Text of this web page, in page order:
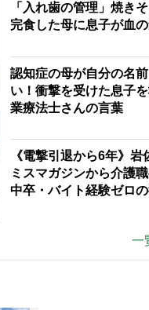
「入れ歯の管理」焼き
完食した母に息子が血
認知症の母が自分の名
い！衝撃を受けた息子
業療法士さんの言葉
《電撃引退から6年》岩
ミスマガジンから介護
中卒・バイト経験ゼロ
一